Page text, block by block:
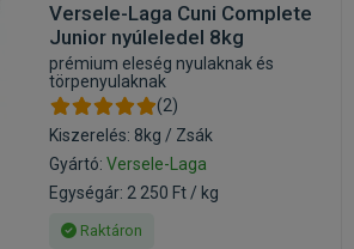
Versele-Laga Cuni Complete
Junior nyúleledel 8kg
prémium eleség nyulaknak és
törpenyulaknak
(2)
Kiszerelés: 8kg / Zsák
Gyártó: Versele-Laga
Egységár: 2 250 Ft / kg
Raktáron